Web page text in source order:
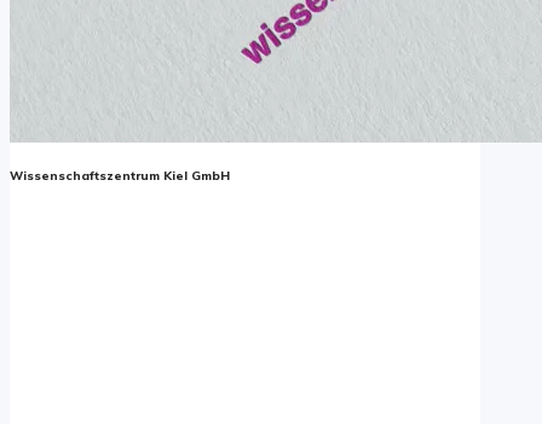
Wissenschaftszentrum Kiel GmbH